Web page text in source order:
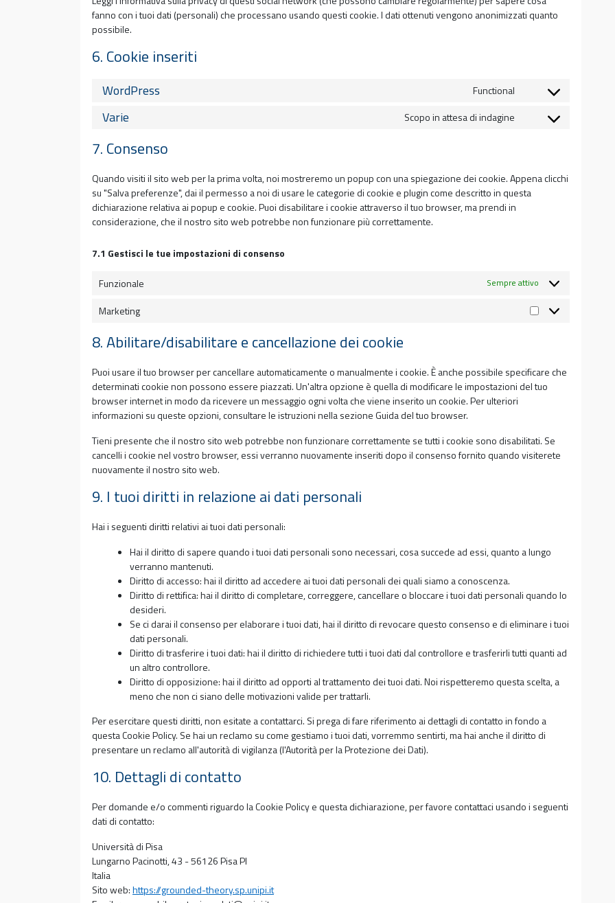
fanno con i tuoi dati (personali) che processano usando questi cookie. I dati ottenuti vengono anonimizzati quanto
possibile.
6. Cookie inseriti
WordPress Functional
Consent
service
Varie Scopo in attesa di indagine
Consent
7. Consenso
Quando visiti il sito web per la prima volta, noi mostreremo un popup con una spiegazione dei cookie. Appena clicchi
su "Salva preferenze", dai il permesso a noi di usare le categorie di cookie e plugin come descritto in questa
dichiarazione relativa ai popup e cookie. Puoi disabilitare i cookie attraverso il tuo browser, ma prendi in
considerazione, che il nostro sito web potrebbe non funzionare più correttamente.
7.1 Gestisci le tue impostazioni di consenso
Funzionale Sempre attivo
Marketing Marketing
8. Abilitare/disabilitare e cancellazione dei cookie
Puoi usare il tuo browser per cancellare automaticamente o manualmente i cookie. È anche possibile specificare che
determinati cookie non possono essere piazzati. Un'altra opzione è quella di modificare le impostazioni del tuo
browser internet in modo da ricevere un messaggio ogni volta che viene inserito un cookie. Per ulteriori
informazioni su queste opzioni, consultare le istruzioni nella sezione Guida del tuo browser.
Tieni presente che il nostro sito web potrebbe non funzionare correttamente se tutti i cookie sono disabilitati. Se
cancelli i cookie nel vostro browser, essi verranno nuovamente inseriti dopo il consenso fornito quando visiterete
nuovamente il nostro sito web.
9. I tuoi diritti in relazione ai dati personali
Hai i seguenti diritti relativi ai tuoi dati personali:
Hai il diritto di sapere quando i tuoi dati personali sono necessari, cosa succede ad essi, quanto a lungo
verranno mantenuti.
Diritto di accesso: hai il diritto ad accedere ai tuoi dati personali dei quali siamo a conoscenza.
Diritto di rettifica: hai il diritto di completare, correggere, cancellare o bloccare i tuoi dati personali quando lo
desideri.
Se ci darai il consenso per elaborare i tuoi dati, hai il diritto di revocare questo consenso e di eliminare i tuoi
dati personali.
Diritto di trasferire i tuoi dati: hai il diritto di richiedere tutti i tuoi dati dal controllore e trasferirli tutti quanti ad
un altro controllore.
Diritto di opposizione: hai il diritto ad opporti al trattamento dei tuoi dati. Noi rispetteremo questa scelta, a
meno che non ci siano delle motivazioni valide per trattarli.
Per esercitare questi diritti, non esitate a contattarci. Si prega di fare riferimento ai dettagli di contatto in fondo a
questa Cookie Policy. Se hai un reclamo su come gestiamo i tuoi dati, vorremmo sentirti, ma hai anche il diritto di
presentare un reclamo all'autorità di vigilanza (l'Autorità per la Protezione dei Dati).
10. Dettagli di contatto
Per domande e/o commenti riguardo la Cookie Policy e questa dichiarazione, per favore contattaci usando i seguenti
dati di contatto:
Università di Pisa
Lungarno Pacinotti, 43 - 56126 Pisa PI
Italia
Sito web:https://grounded-theory.sp.unipi.it